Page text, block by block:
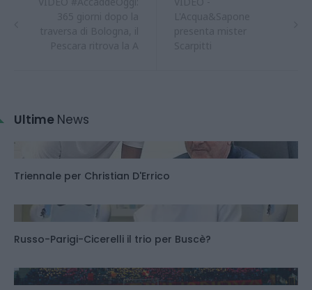
Ultime News
Triennale per Christian D'Errico
Russo-Parigi-Cicerelli il trio per Buscè?